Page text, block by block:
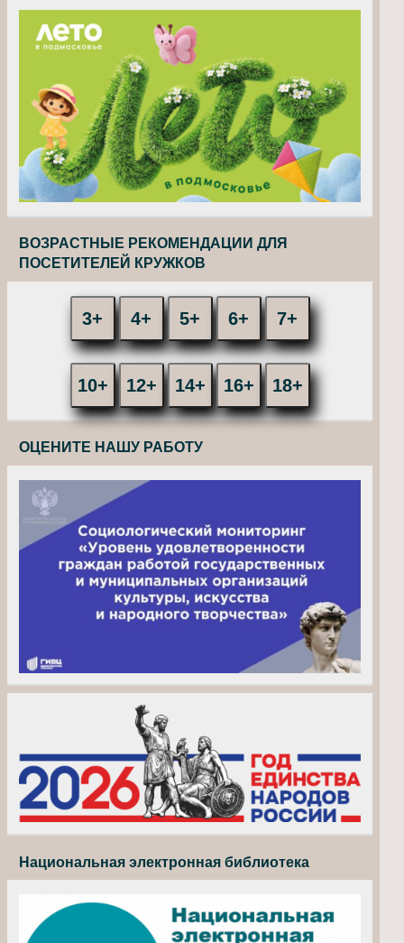
ВОЗРАСТНЫЕ РЕКОМЕНДАЦИИ ДЛЯ
ПОСЕТИТЕЛЕЙ КРУЖКОВ
3+ 4+ 5+ 6+ 7+
10+ 12+ 14+ 16+ 18+
ОЦЕНИТЕ НАШУ РАБОТУ
Национальная электронная библиотека